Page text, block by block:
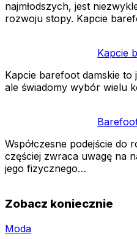
najmłodszych, jest
rozwoju stopy. Kapcie
Kapcie
Kapcie barefoot damskie
ale świadomy wybór wielu
Współczesne podejście do
częściej zwraca uwagę na
jego fizycznego…
Zobacz koniecznie
Moda